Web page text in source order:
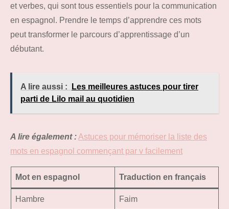
et verbes, qui sont tous essentiels pour la communication
en espagnol. Prendre le temps d’apprendre ces mots
peut transformer le parcours d’apprentissage d’un
débutant.
A lire aussi :
Les meilleures astuces pour tirer
parti de Lilo mail au quotidien
A lire également :Astuces pour mémoriser la liste des
mots en espagnol commençant par v facilement
Mot en espagnol Traduction en français
Hambre Faim